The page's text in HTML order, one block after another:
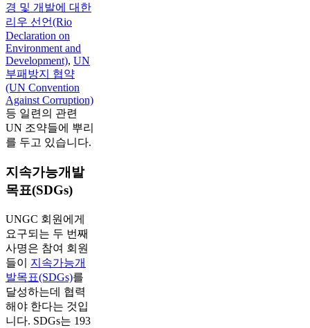
경 및 개발에 대한
리우 선언(Rio
Declaration on
Environment and
Development), UN
부패방지 협약
(UN Convention
Against Corruption)
등 일련의 관련
UN 조약들에 뿌리
를 두고 있습니다.
지속가능개발
목표(SDGs)
UNGC 회원에게
요구되는 두 번째
사명은 참여 회원
들이 지속가능개
발목표(SDGs)를
달성하는데 협력
해야 한다는 것입
니다. SDGs는 193